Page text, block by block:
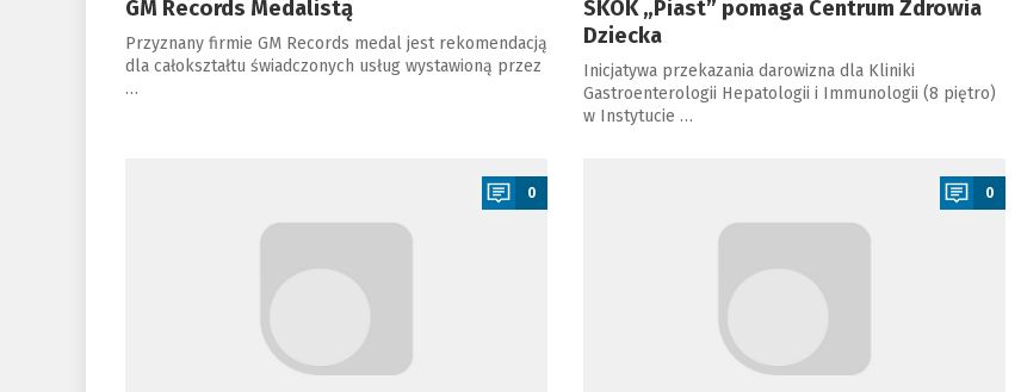
GM Records Medalistą
Przyznany firmie GM Records medal jest rekomendacją
dla całokształtu świadczonych usług wystawioną przez
…
SKOK „Piast” pomaga Centrum Zdrowia
Dziecka
Inicjatywa przekazania darowizna dla Kliniki
Gastroenterologii Hepatologii i Immunologii (8 piętro)
w Instytucie …
0 0